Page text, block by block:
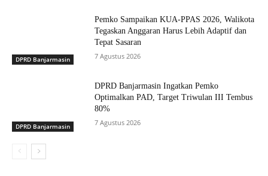
DPRD Banjarmasin
Pemko Sampaikan KUA-PPAS 2026, Walikota
Tegaskan Anggaran Harus Lebih Adaptif dan
Tepat Sasaran
7 Agustus 2026
DPRD Banjarmasin
DPRD Banjarmasin Ingatkan Pemko
Optimalkan PAD, Target Triwulan III Tembus
80%
7 Agustus 2026